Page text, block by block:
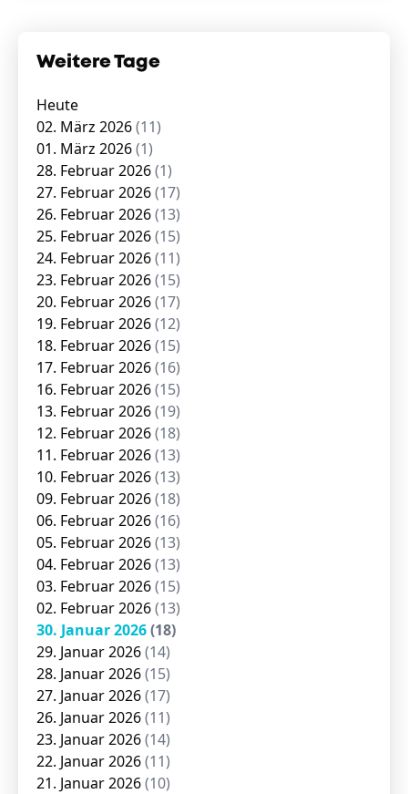
Weitere Tage
Heute
02. März 2026(11)
01. März 2026(1)
28. Februar 2026(1)
27. Februar 2026(17)
26. Februar 2026(13)
25. Februar 2026(15)
24. Februar 2026(11)
23. Februar 2026(15)
20. Februar 2026(17)
19. Februar 2026(12)
18. Februar 2026(15)
17. Februar 2026(16)
16. Februar 2026(15)
13. Februar 2026(19)
12. Februar 2026(18)
11. Februar 2026(13)
10. Februar 2026(13)
09. Februar 2026(18)
06. Februar 2026(16)
05. Februar 2026(13)
04. Februar 2026(13)
03. Februar 2026(15)
02. Februar 2026(13)
30. Januar 2026(18)
29. Januar 2026(14)
28. Januar 2026(15)
27. Januar 2026(17)
26. Januar 2026(11)
23. Januar 2026(14)
22. Januar 2026(11)
21. Januar 2026(10)